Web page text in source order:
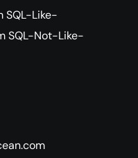
SQL-Like-
SQL-Not-Like-